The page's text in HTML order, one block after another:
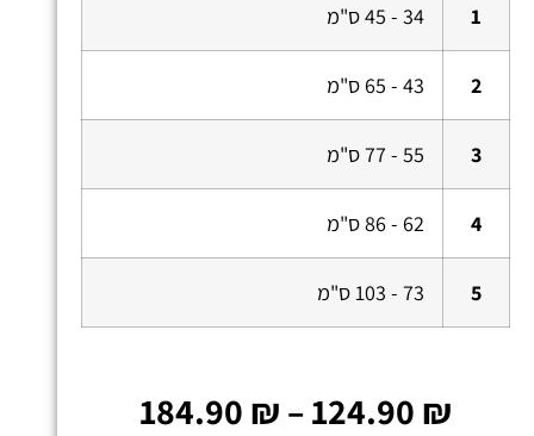
1 34 - 45 ס"מ
2 43 - 65 ס"מ
3 55 - 77 ס"מ
4 62 - 86 ס"מ
5 73 - 103 ס"מ
124.90 ₪
–
184.90 ₪